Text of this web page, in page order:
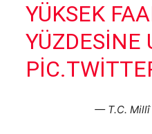
YÜKSEK
YÜZDESINE
— T.C. Millî